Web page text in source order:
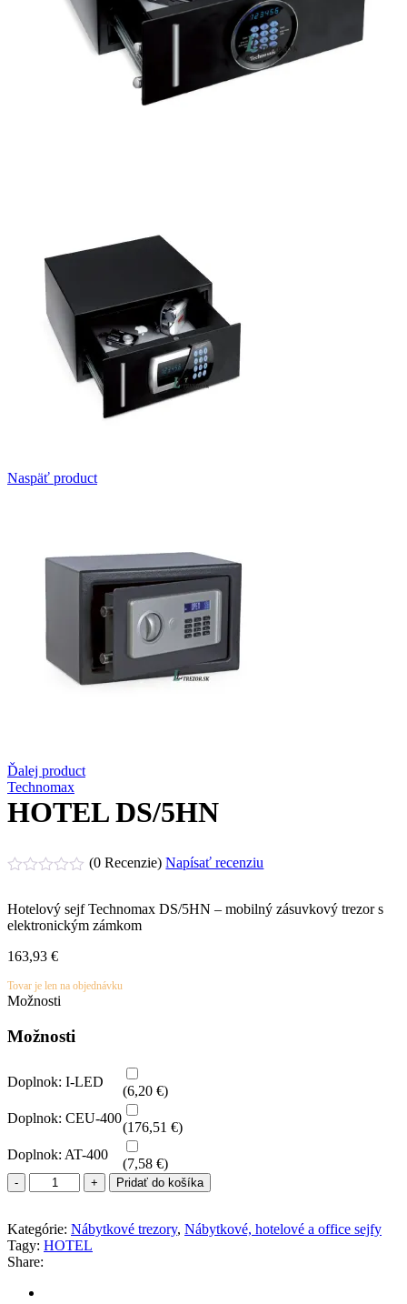
Naspäť product
Ďalej product
Technomax
HOTEL DS/5HN
z
5
(0 Recenzie)Napísať recenziu
Hotelový sejf Technomax DS/5HN – mobilný zásuvkový trezor s
elektronickým zámkom
163,93 €
Tovar je len na objednávku
Možnosti
Možnosti
Doplnok: I-LED
(6,20 €)
Doplnok: CEU-400
(176,51 €)
Doplnok: AT-400
(7,58 €)
Pridať do košíka
Kategórie: Nábytkové trezory, Nábytkové, hotelové a office sejfy
Tagy: HOTEL
Share: